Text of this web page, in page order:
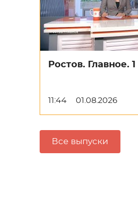
Ростов. Главное.
11:44 01.08.2026
Все выпуски